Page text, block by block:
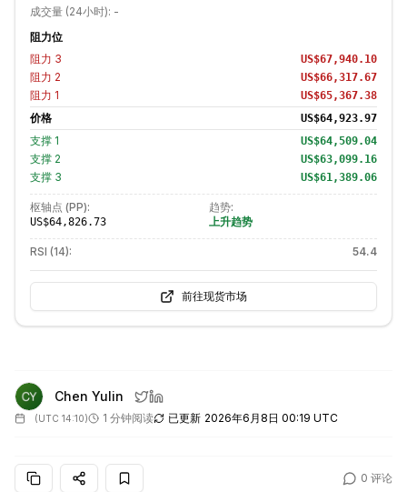
成交量 (24小时): -
阻力位
阻力 3 US$67,940.10
阻力 2 US$66,317.67
阻力 1 US$65,367.38
价格 US$64,923.97
支撑 1 US$64,509.04
支撑 2 US$63,099.16
支撑 3 US$61,389.06
枢轴点 (PP):
US$64,826.73
趋势:
上升趋势
RSI (14): 54.4
前往现货市场
Chen Yulin
(UTC 14:10) 1 分钟阅读 已更新 2026年6月8日 00:19 UTC
0 评论